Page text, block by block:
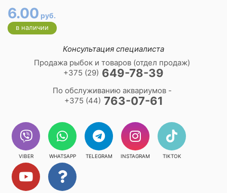
6.00 руб.
в наличии
Консультация специалиста
Продажа рыбок и товаров (отдел продаж)
+375 (29) 649-78-39
По обслуживанию аквариумов -
+375 (44) 763-07-61
VIBER WHATSAPP TELEGRAM INSTAGRAM TIKTOK